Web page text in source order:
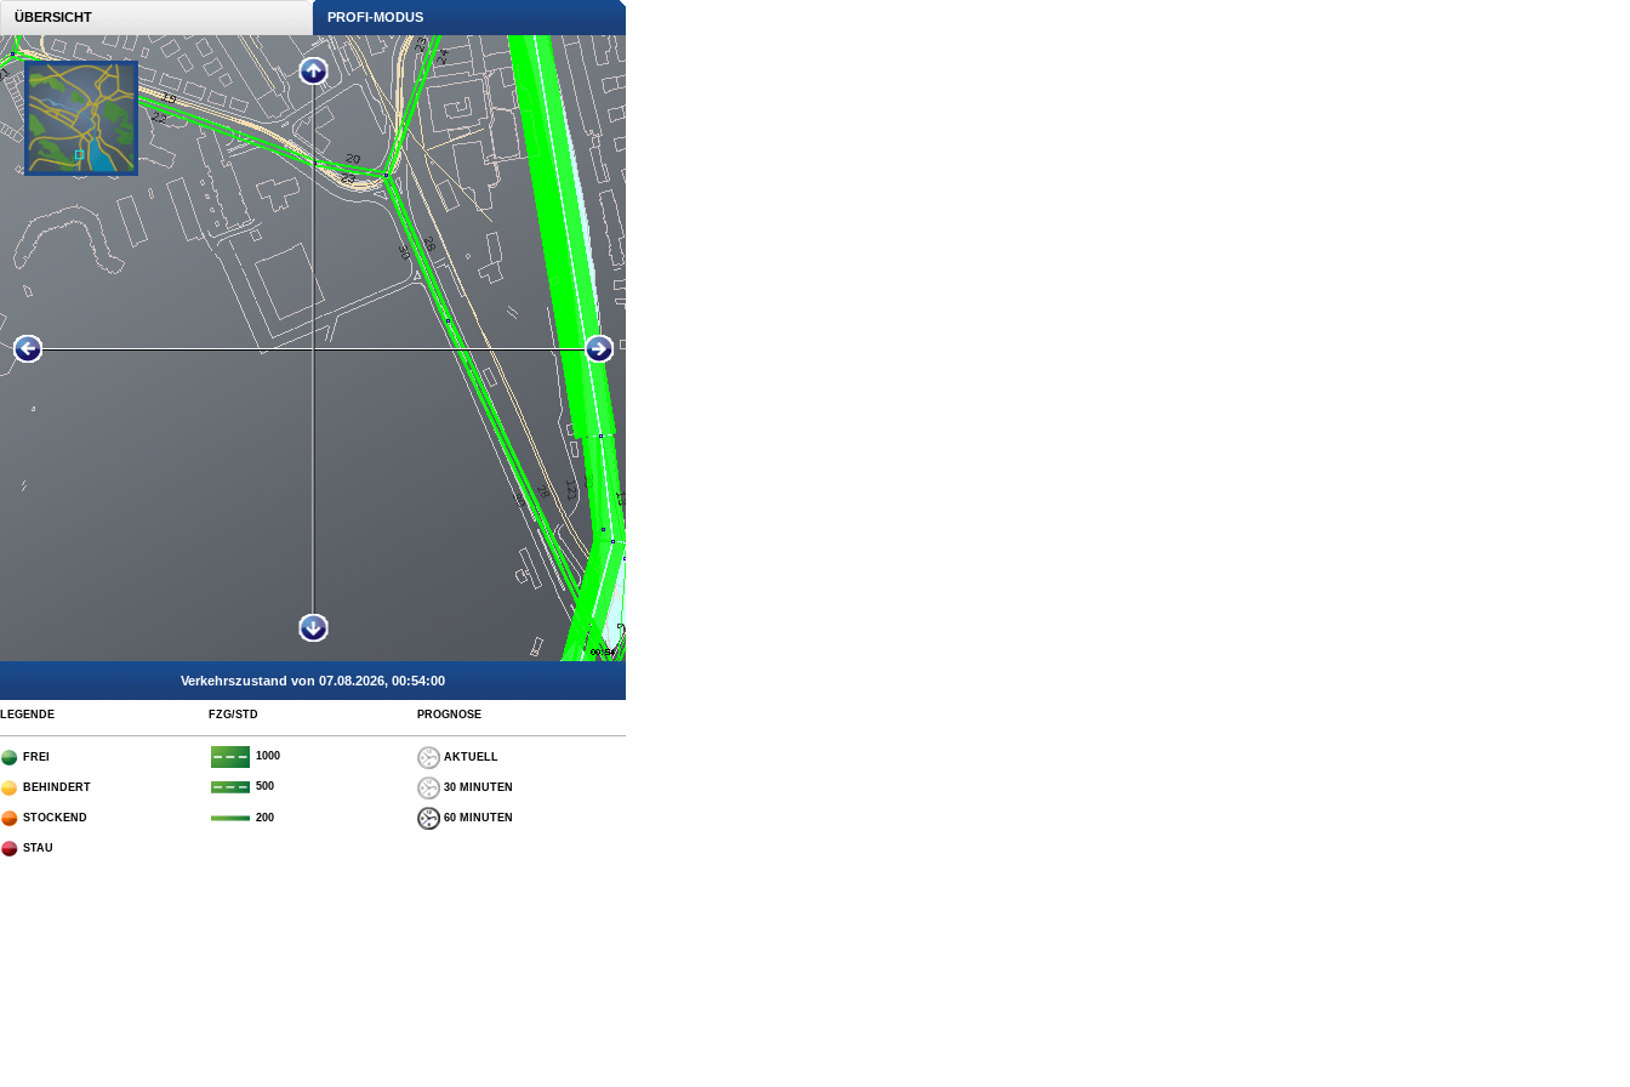
ÜBERSICHT PROFI-MODUS
Verkehrszustand von 07.08.2026, 00:54:00
LEGENDE FZG/STD PROGNOSE
FREI 1000 AKTUELL
BEHINDERT 500 30 MINUTEN
STOCKEND 200 60 MINUTEN
STAU